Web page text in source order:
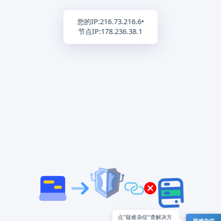
您的IP:216.73.216.6•
节点IP:178.236.38.1
点"疑难杂症"查解决方